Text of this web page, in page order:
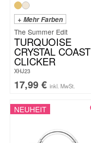
+ Mehr Farben
The Summer Edit
TURQUOISE
CRYSTAL COAST
CLICKER
XHJ23
17,99 € inkl. MwSt.
NEUHEIT